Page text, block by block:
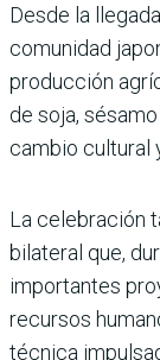
Desde la
comunidad
producción
de soja,
cambio cultural
La celebración
bilateral que,
importantes
recursos
técnica